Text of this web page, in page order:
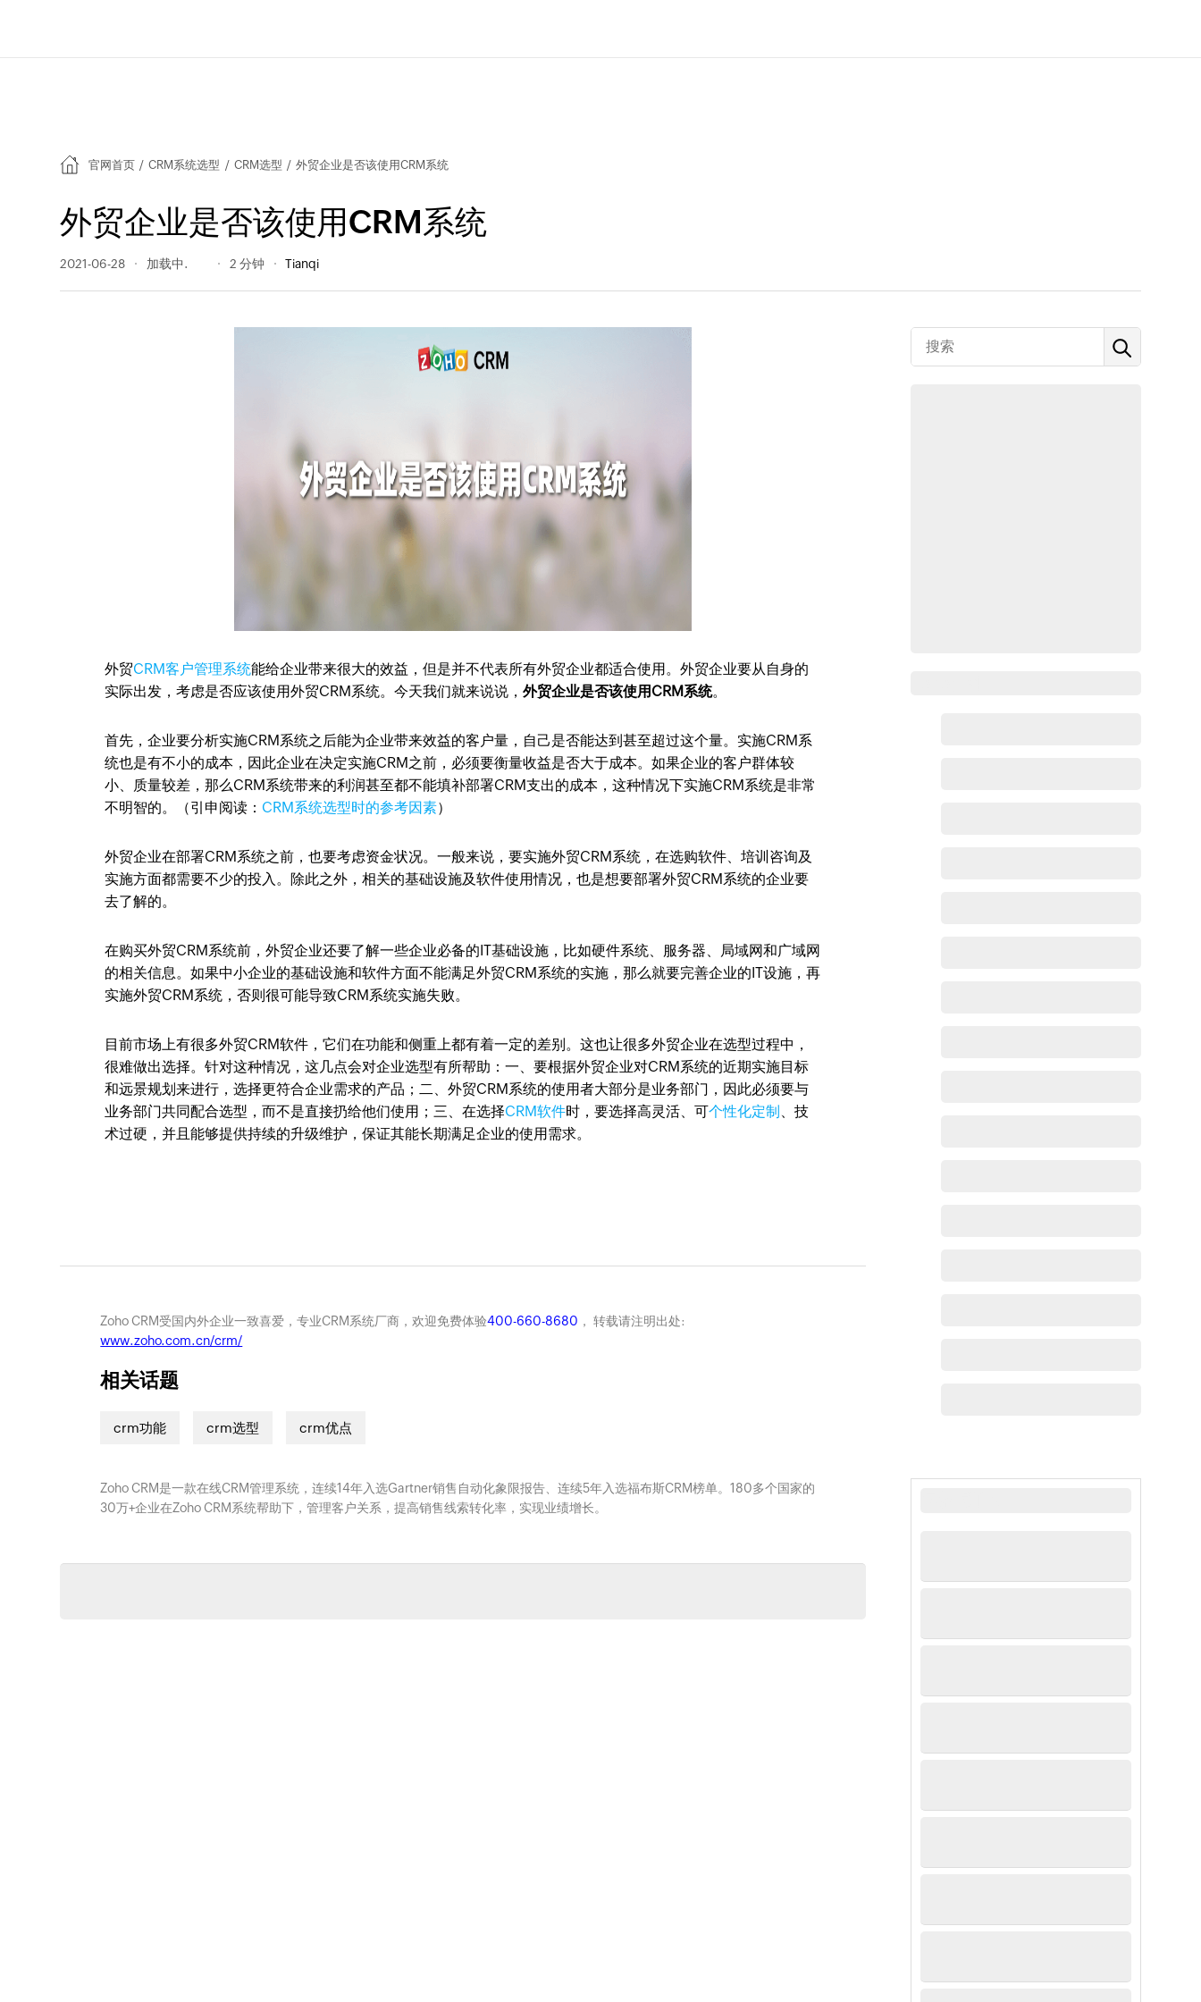
官网首页 / CRM系统选型 / CRM选型 / 外贸企业是否该使用CRM系统
外贸企业是否该使用CRM系统
2021-06-28 385 阅读量 2 分钟 Tianqi
外贸CRM客户管理系统能给企业带来很大的效益，但是并不代表所有外贸企业都适合使用。外贸企业要从自身的
实际出发，考虑是否应该使用外贸CRM系统。今天我们就来说说，外贸企业是否该使用CRM系统。
首先，企业要分析实施CRM系统之后能为企业带来效益的客户量，自己是否能达到甚至超过这个量。实施CRM系
统也是有不小的成本，因此企业在决定实施CRM之前，必须要衡量收益是否大于成本。如果企业的客户群体较
小、质量较差，那么CRM系统带来的利润甚至都不能填补部署CRM支出的成本，这种情况下实施CRM系统是非常
不明智的。（引申阅读： CRM系统选型时的参考因素）
外贸企业在部署CRM系统之前，也要考虑资金状况。一般来说，要实施外贸CRM系统，在选购软件、培训咨询及
实施方面都需要不少的投入。除此之外，相关的基础设施及软件使用情况，也是想要部署外贸CRM系统的企业要
去了解的。
在购买外贸CRM系统前，外贸企业还要了解一些企业必备的IT基础设施，比如硬件系统、服务器、局域网和广域网
的相关信息。如果中小企业的基础设施和软件方面不能满足外贸CRM系统的实施，那么就要完善企业的IT设施，再
实施外贸CRM系统，否则很可能导致CRM系统实施失败。
目前市场上有很多外贸CRM软件，它们在功能和侧重上都有着一定的差别。这也让很多外贸企业在选型过程中，
很难做出选择。针对这种情况，这几点会对企业选型有所帮助：一、要根据外贸企业对CRM系统的近期实施目标
和远景规划来进行，选择更符合企业需求的产品；二、外贸CRM系统的使用者大部分是业务部门，因此必须要与
业务部门共同配合选型，而不是直接扔给他们使用；三、在选择CRM软件时，要选择高灵活、可个性化定制、技
术过硬，并且能够提供持续的升级维护，保证其能长期满足企业的使用需求。
Zoho CRM受国内外企业一致喜爱，专业CRM系统厂商，欢迎免费体验400-660-8680 ， 转载请注明出处:
www.zoho.com.cn/crm/
相关话题
crm功能 crm选型 crm优点
Zoho CRM是一款在线CRM管理系统，连续14年入选Gartner销售自动化象限报告、连续5年入选福布斯CRM榜单。180多个国家的
30万+企业在Zoho CRM系统帮助下，管理客户关系，提高销售线索转化率，实现业绩增长。